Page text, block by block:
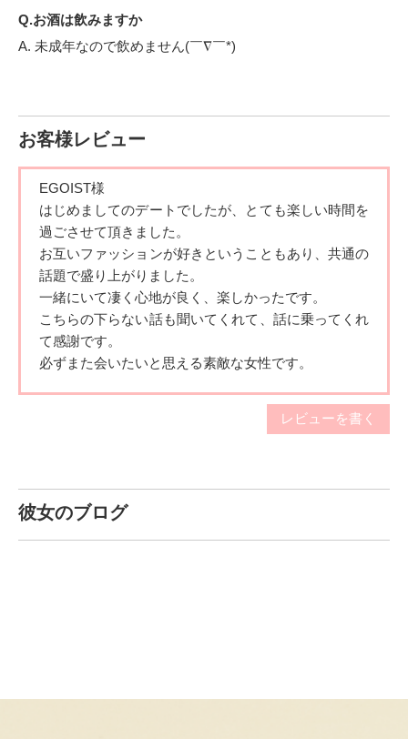
Q.お酒は飲みますか
A. 未成年なので飲めません(￣∇￣*)ゞ
A. 映画鑑賞ですε๑•௰•๑Ҙ一人でも観るし、お友達とも観ます
♪
A. お友達と遊んだり、ショッピングしたり〜♪٩(✿´ヮ`✿)۶♪
Q.好きな漫画・本・雑誌は何ですか
A. 本とかあんまり読まないんですけど、唯一好きなのが「君
の膵臓をたべたい」です。めっちゃ泣きました( ⸝⸝⸝ʚ̴̶̷̆ωʚ̴̶̷̆⸝⸝)
Q.好きな音楽（ジャンルやアーティスト）は何ですか
A. 乃木坂46が好きです(∩´∀`∩)
Q.好きなテレビ番組・映画は何ですか
A. テレビはあんまり見ないのでわからないです！好きな映画
Q.好きな芸能人は誰ですか
A. 今田美桜さんです！可愛すぎて憧れちゃいます(◍•ᴗ•◍)
お客様レビュー
EGOIST様
はじめましてのデートでしたが、とても楽しい時間を
過ごさせて頂きました。
お互いファッションが好きということもあり、共通の
話題で盛り上がりました。
一緒にいて凄く心地が良く、楽しかったです。
こちらの下らない話も聞いてくれて、話に乗ってくれ
て感謝です。
必ずまた会いたいと思える素敵な女性です。
レビューを書く
彼女のブログ